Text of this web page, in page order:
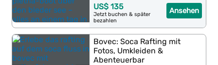
Ansehen
US$ 135
Jetzt buchen & später
bezahlen
Bovec: Soca Rafting mit
Fotos, Umkleiden &
Abenteuerbar